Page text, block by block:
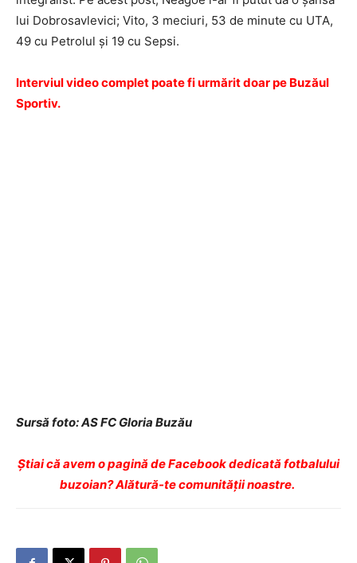
lui Dobrosavlevici; Vito, 3 meciuri, 53 de minute cu UTA,
49 cu Petrolul și 19 cu Sepsi.
Interviul video complet poate fi urmărit doar pe Buzăul
Sportiv.
Sursă foto: AS FC Gloria Buzău
Ştiai că avem o pagină de Facebook dedicată fotbalului
buzoian? Alătură-te comunității noastre.